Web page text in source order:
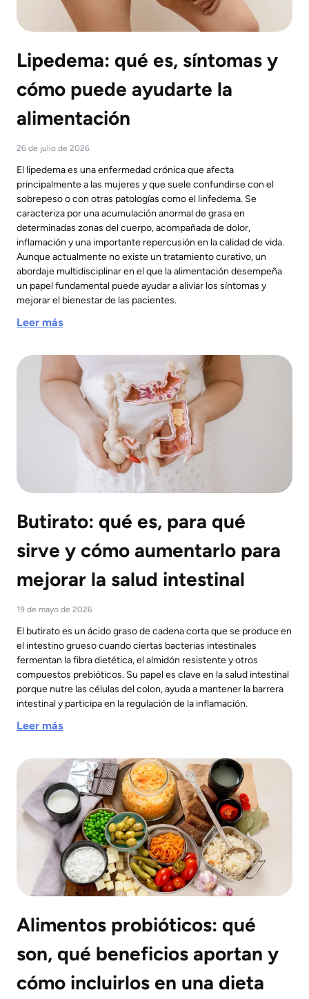
Lipedema: qué es, síntomas y
cómo puede ayudarte la
alimentación
26 de julio de 2026
El lipedema es una enfermedad crónica que afecta
principalmente a las mujeres y que suele confundirse con el
sobrepeso o con otras patologías como el linfedema. Se
caracteriza por una acumulación anormal de grasa en
determinadas zonas del cuerpo, acompañada de dolor,
inflamación y una importante repercusión en la calidad de vida.
Aunque actualmente no existe un tratamiento curativo, un
abordaje multidisciplinar en el que la alimentación desempeña
un papel fundamental puede ayudar a aliviar los síntomas y
mejorar el bienestar de las pacientes.
Leer más
Butirato: qué es, para qué
sirve y cómo aumentarlo para
mejorar la salud intestinal
19 de mayo de 2026
El butirato es un ácido graso de cadena corta que se produce en
el intestino grueso cuando ciertas bacterias intestinales
fermentan la fibra dietética, el almidón resistente y otros
compuestos prebióticos. Su papel es clave en la salud intestinal
porque nutre las células del colon, ayuda a mantener la barrera
intestinal y participa en la regulación de la inflamación.
Leer más
Alimentos probióticos: qué
son, qué beneficios aportan y
cómo incluirlos en una dieta